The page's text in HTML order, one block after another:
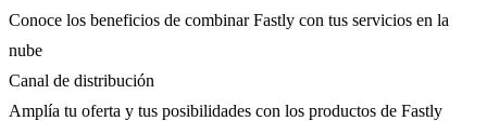
Conoce los beneficios de combinar Fastly con tus servicios en la
nube
Canal de distribución
Amplía tu oferta y tus posibilidades con los productos de Fastly